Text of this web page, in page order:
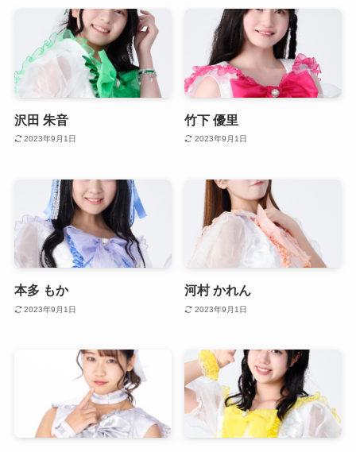
沢田 朱音
2023年9月1日
竹下 優里
2023年9月1日
本多 もか
2023年9月1日
河村 かれん
2023年9月1日